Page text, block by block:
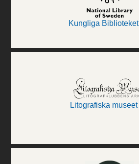
Kungliga Biblioteket
Litografiska museet